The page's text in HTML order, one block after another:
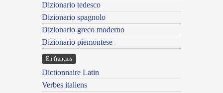
Dizionario tedesco
Dizionario spagnolo
Dizionario greco moderno
Dizionario piemontese
En français
Dictionnaire Latin
Verbes italiens